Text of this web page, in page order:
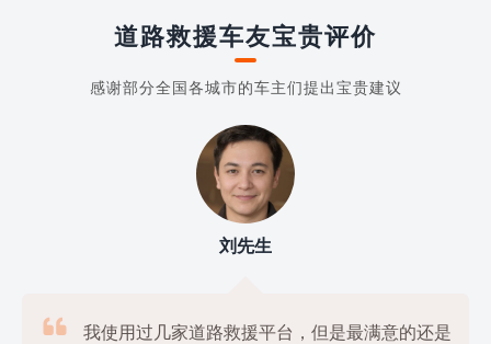
道路救援车友宝贵评价
感谢部分全国各城市的车主们提出宝贵建议
刘先生

我使用过几家道路救援平台，但是最满意的还是